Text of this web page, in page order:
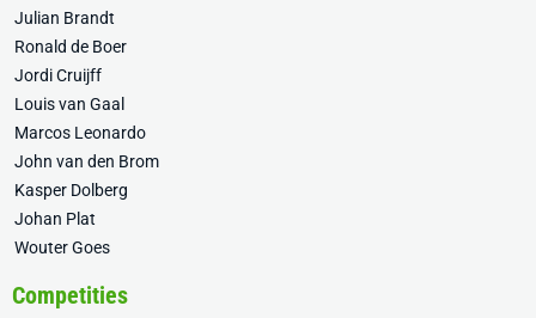
Julian Brandt
Ronald de Boer
Jordi Cruijff
Louis van Gaal
Marcos Leonardo
John van den Brom
Kasper Dolberg
Johan Plat
Wouter Goes
Competities